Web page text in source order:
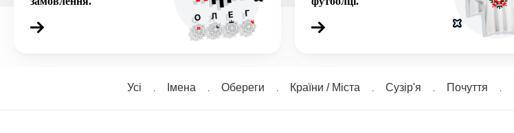
Усі Імена Обереги Країни / Міста Сузiр'я Почуття